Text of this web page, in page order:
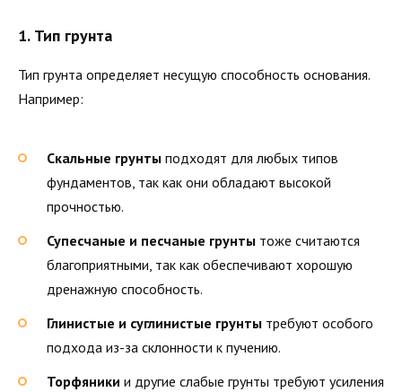
1. Тип грунта
Тип грунта определяет несущую способность основания.
Например:
Скальные грунты подходят для любых типов
фундаментов, так как они обладают высокой
прочностью.
Супесчаные и песчаные грунты тоже считаются
благоприятными, так как обеспечивают хорошую
дренажную способность.
Глинистые и суглинистые грунты требуют особого
подхода из-за склонности к пучению.
Торфяники и другие слабые грунты требуют усиления